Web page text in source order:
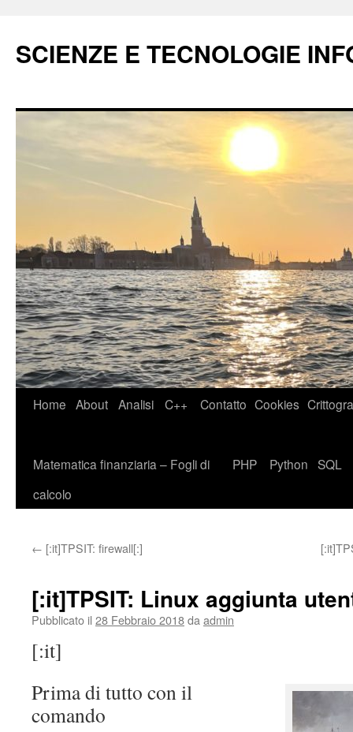
contenuto
SCIENZE E TECNOLOGIE
Home About Analisi C++ Contatto Cookies
Matematica finanziaria – Fogli di
calcolo
PHP Python SQL
← [:it]TPSIT: firewall[:]
[:it]TPSIT: Linux aggiunta
Pubblicato il 28 Febbraio 2018da admin
[:it]
Prima di tutto con il
comando